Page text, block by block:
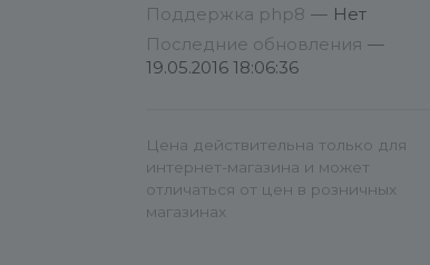
Поддержка php8 — Нет
Последние обновления —
19.05.2016 18:06:36
Цена действительна только для
интернет-магазина и может
отличаться от цен в розничных
магазинах